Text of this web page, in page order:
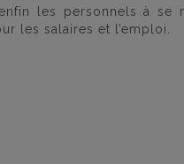
les personnels à se
les salaires et l’emploi.